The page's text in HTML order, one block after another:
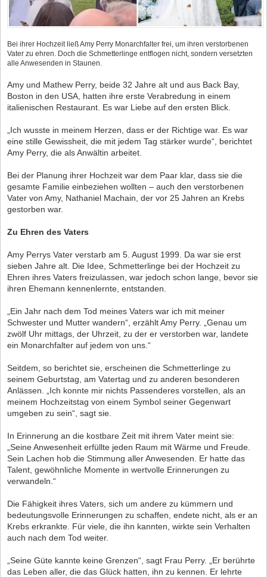
Bei ihrer Hochzeit ließ Amy Perry Monarchfalter frei, um ihren verstorbenen
Vater zu ehren. Doch die Schmetterlinge entflogen nicht, sondern versetzten
alle Anwesenden in Staunen.
Amy und Mathew Perry, beide 32 Jahre alt und aus Back Bay,
Boston in den USA, hatten ihre erste Verabredung in einem
italienischen Restaurant. Es war Liebe auf den ersten Blick.
„Ich wusste in meinem Herzen, dass er der Richtige war. Es war
eine stille Gewissheit, die mit jedem Tag stärker wurde“, berichtet
Amy Perry, die als Anwältin arbeitet.
Bei der Planung ihrer Hochzeit war dem Paar klar, dass sie die
gesamte Familie einbeziehen wollten – auch den verstorbenen
Vater von Amy, Nathaniel Machain, der vor 25 Jahren an Krebs
gestorben war.
Zu Ehren des Vaters
Amy Perrys Vater verstarb am 5. August 1999. Da war sie erst
sieben Jahre alt. Die Idee, Schmetterlinge bei der Hochzeit zu
Ehren ihres Vaters freizulassen, war jedoch schon lange, bevor sie
ihren Ehemann kennenlernte, entstanden.
„Ein Jahr nach dem Tod meines Vaters war ich mit meiner
Schwester und Mutter wandern“, erzählt Amy Perry. „Genau um
zwölf Uhr mittags, der Uhrzeit, zu der er verstorben war, landete
ein Monarchfalter auf jedem von uns.“
Seitdem, so berichtet sie, erscheinen die Schmetterlinge zu
seinem Geburtstag, am Vatertag und zu anderen besonderen
Anlässen. „Ich konnte mir nichts Passenderes vorstellen, als an
meinem Hochzeitstag von einem Symbol seiner Gegenwart
umgeben zu sein“, sagt sie.
In Erinnerung an die kostbare Zeit mit ihrem Vater meint sie:
„Seine Anwesenheit erfüllte jeden Raum mit Wärme und Freude.
Sein Lachen hob die Stimmung aller Anwesenden. Er hatte das
Talent, gewöhnliche Momente in wertvolle Erinnerungen zu
verwandeln.“
Die Fähigkeit ihres Vaters, sich um andere zu kümmern und
bedeutungsvolle Erinnerungen zu schaffen, endete nicht, als er an
Krebs erkrankte. Für viele, die ihn kannten, wirkte sein Verhalten
auch nach dem Tod weiter.
„Seine Güte kannte keine Grenzen“, sagt Frau Perry. „Er berührte
das Leben aller, die das Glück hatten, ihn zu kennen. Er lehrte